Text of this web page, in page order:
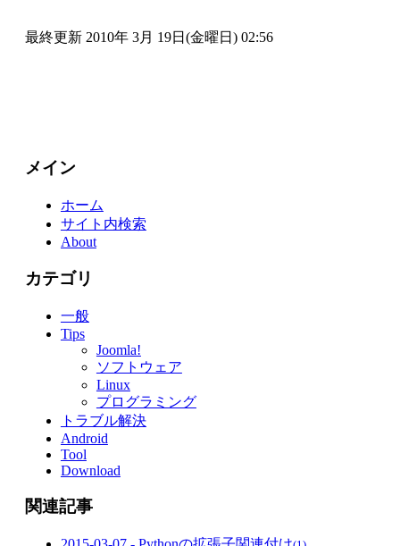
最終更新 2010年 3月 19日(金曜日) 02:56
メイン
ホーム
サイト内検索
About
カテゴリ
一般
Tips
Joomla!
ソフトウェア
Linux
プログラミング
トラブル解決
Android
Tool
Download
関連記事